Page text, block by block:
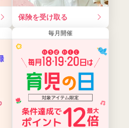
保険を受け取る
毎月開催